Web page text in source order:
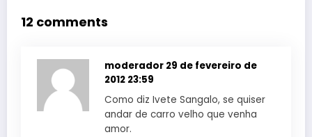
12 comments
moderador 29 de fevereiro de
2012 23:59
Como diz Ivete Sangalo, se quiser
andar de carro velho que venha
amor.